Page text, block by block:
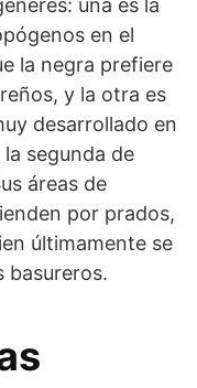
una es la
en el
la negra prefiere
y la otra es
desarrollado en
segunda de
áreas de
por prados,
últimamente se
basureros.